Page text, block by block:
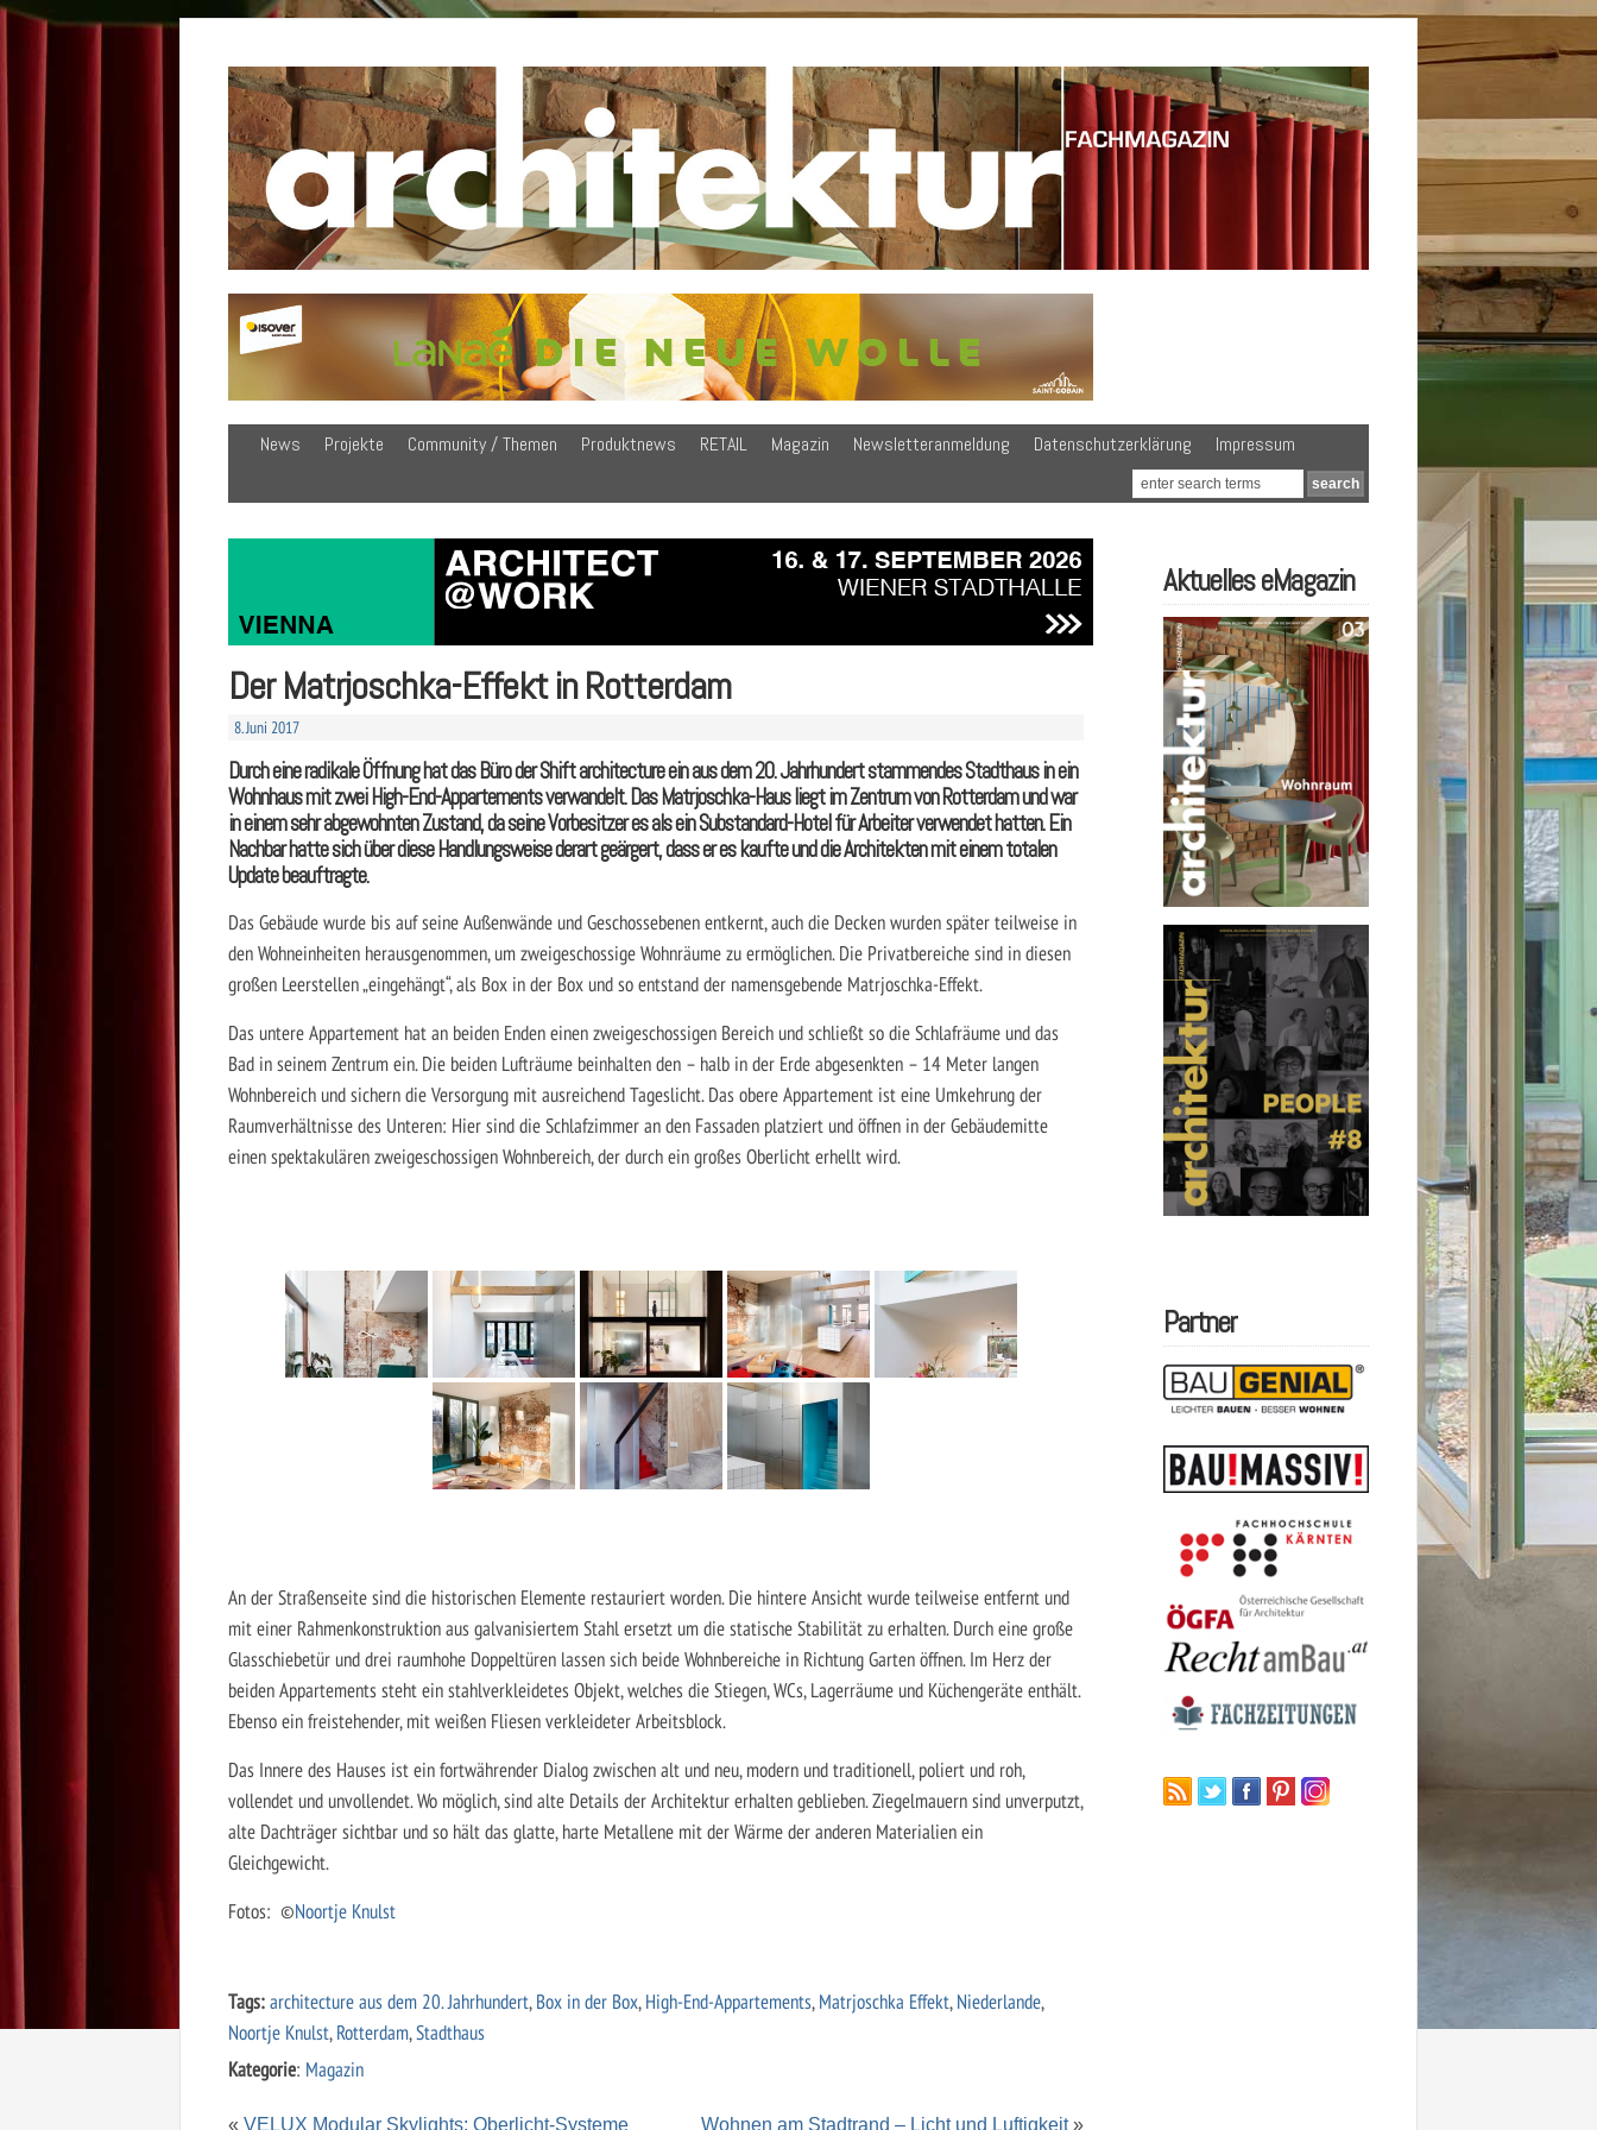
News Projekte Community / Themen Produktnews RETAIL Magazin Newsletteranmeldung Datenschutzerklärung Impressum
Der Matrjoschka-Effekt in Rotterdam
8. Juni 2017
Durch eine radikale Öffnung hat das Büro der Shift architecture ein aus dem 20. Jahrhundert stammendes Stadthaus in ein
Wohnhaus mit zwei High-End-Appartements verwandelt. Das Matrjoschka-Haus liegt im Zentrum von Rotterdam und war
in einem sehr abgewohnten Zustand, da seine Vorbesitzer es als ein Sub­standard-Hotel für Arbeiter verwendet hatten. Ein
Nachbar hatte sich über diese Handlungsweise derart geärgert, dass er es kaufte und die Architekten mit einem totalen
Update beauftragte.
Das Gebäude wurde bis auf seine Außenwände und Geschossebenen entkernt, auch die Decken wurden später teilweise in
den Wohneinheiten herausgenommen, um zweigeschossige Wohnräume zu ermöglichen. Die Privatbereiche sind in diesen
großen Leerstellen „eingehängt“, als Box in der Box und so entstand der namensgebende Matrjoschka-Effekt.
Das untere Appartement hat an beiden Enden einen zweigeschossigen Bereich und schließt so die Schlafräume und das
Bad in seinem Zentrum ein. Die beiden Lufträume beinhalten den – halb in der Erde abgesenkten – 14 Meter langen
Wohnbereich und sichern die Versorgung mit ausreichend Tageslicht. Das obere Appartement ist eine Umkehrung der
Raumverhältnisse des Unteren: Hier sind die Schlafzimmer an den Fassaden platziert und öffnen in der Gebäudemitte
einen spektakulären zweigeschossigen Wohnbereich, der durch ein großes Oberlicht erhellt wird.
An der Straßenseite sind die historischen Elemente restauriert worden. Die hintere Ansicht wurde teilweise entfernt und
mit einer Rahmenkonstruktion aus galvanisiertem Stahl ersetzt um die statische Stabilität zu erhalten. Durch eine große
Glasschiebetür und drei raumhohe Doppeltüren lassen sich beide Wohnbereiche in Richtung Garten öffnen. Im Herz der
beiden Appartements steht ein stahlverkleidetes Objekt, welches die Stiegen, WCs, Lagerräume und Küchengeräte enthält.
Ebenso ein freistehender, mit weißen Fliesen verkleideter Arbeitsblock.
Das Innere des Hauses ist ein fortwährender Dialog zwischen alt und neu, modern und traditionell, poliert und roh,
vollendet und unvollendet. Wo möglich, sind alte Details der Architektur erhalten geblieben. Ziegelmauern sind unverputzt,
alte Dachträger sichtbar und so hält das glatte, harte Metallene mit der Wärme der anderen Materialien ein
Gleichgewicht.
Fotos: ©Noortje Knulst
Tags:architecture aus dem 20. Jahrhundert,Box in der Box,High-End-Appartements,Matrjoschka Effekt,Niederlande,
Noortje Knulst,Rotterdam,Stadthaus
Kategorie: Magazin
« VELUX Modular Skylights: Oberlicht-Systeme Wohnen am Stadtrand – Licht und Luftigkeit»
Aktuelles eMagazin
Partner